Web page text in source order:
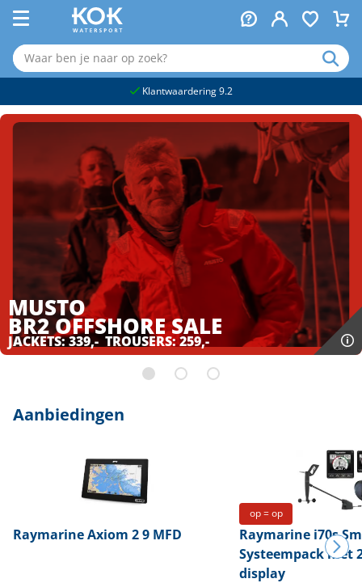
Klantwaardering 9.2
MUSTO
BR2 OFFSHORESALE
JACKETS: 339,- TROUSERS: 259,-
Aanbiedingen
RaymarineAxiom 2 9 MFD
op = op
Raymarine i70s
Systeempack met
display